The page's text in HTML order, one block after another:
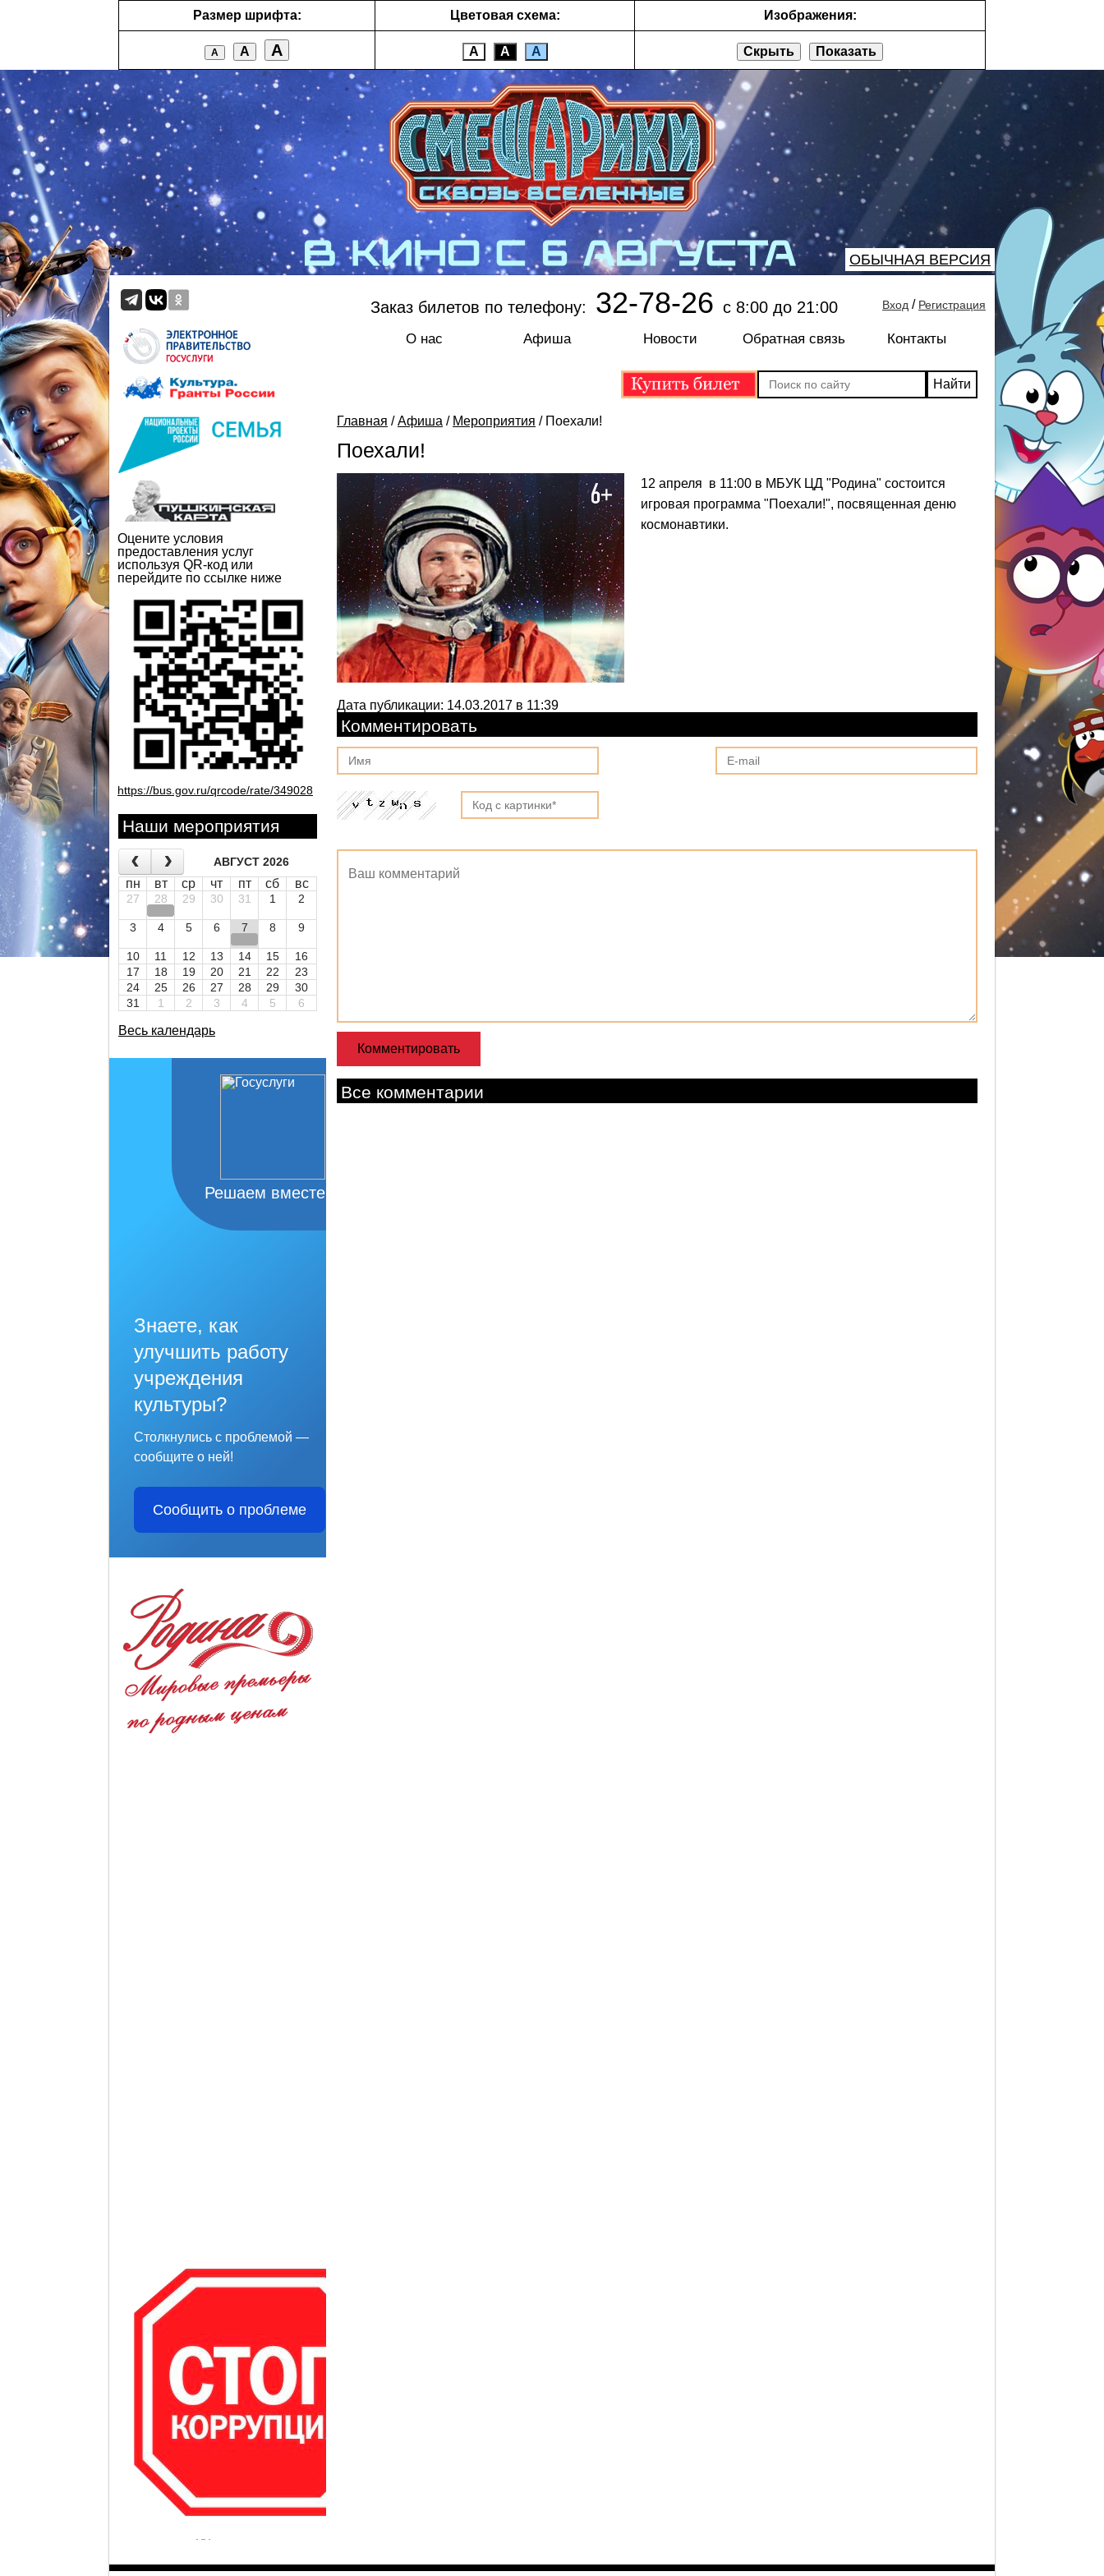
Размер шрифта: Цветовая схема: Изображения:
А А А А А А Скрыть Показать
ОБЫЧНАЯ ВЕРСИЯ
Оцените условия
предоставления услуг
используя QR-код или
перейдите по ссылке ниже
https://bus.gov.ru/qrcode/rate/349028
Наши мероприятия
АВГУСТ 2026
пн вт ср чт пт сб вс
27 28 29 30 31 1 2
3 4 5 6 7 8 9
10 11 12 13 14 15
16
17
18 19 20 21 22
23
24
25 26 27 28 29
30
31
1 2 3 4 5 6
Весь календарь
Решаем вместе
Знаете, как
улучшить работу
учреждения
культуры?
Столкнулись с проблемой —
сообщите о ней!
Сообщить о проблеме
Заказ билетов по телефону: 32-78-26 с 8:00 до 21:00 Вход / Регистрация
О нас Афиша Новости Обратная связь Контакты
Главная / Афиша / Мероприятия / Поехали!
Поехали!
12 апреля в 11:00 в МБУК ЦД "Родина" состоится
игровая программа "Поехали!", посвященная деню
космонавтики.
Дата публикации: 14.03.2017 в 11:39
Комментировать
Все комментарии